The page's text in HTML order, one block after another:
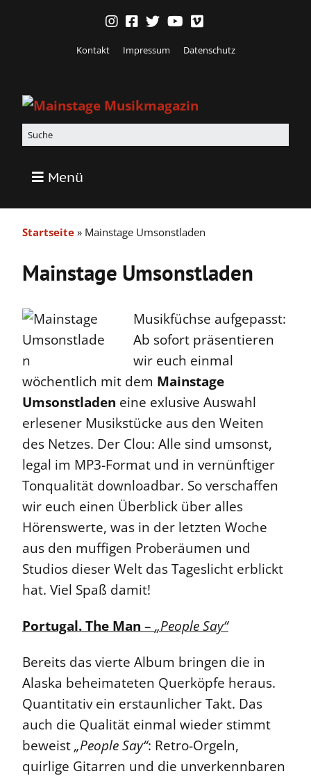
Kontakt Impressum Datenschutz
Menü
Startseite » Mainstage Umsonstladen
Mainstage Umsonstladen
Musikfüchse aufgepasst:
Ab sofort präsentieren
wir euch einmal
wöchentlich mit dem Mainstage
Umsonstladen eine exlusive Auswahl
erlesener Musikstücke aus den Weiten
des Netzes. Der Clou: Alle sind umsonst,
legal im MP3-Format und in vernünftiger
Tonqualität downloadbar. So verschaffen
wir euch einen Überblick über alles
Hörenswerte, was in der letzten Woche
aus den muffigen Proberäumen und
Studios dieser Welt das Tageslicht erblickt
hat. Viel Spaß damit!
Portugal. The Man – „People Say“
Bereits das vierte Album bringen die in
Alaska beheimateten Querköpfe heraus.
Quantitativ ein erstaunlicher Takt. Das
auch die Qualität einmal wieder stimmt
beweist„People Say“: Retro-Orgeln,
quirlige Gitarren und die unverkennbaren